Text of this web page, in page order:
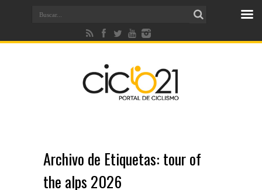
Archivo de Etiquetas: tour of
the alps 2026